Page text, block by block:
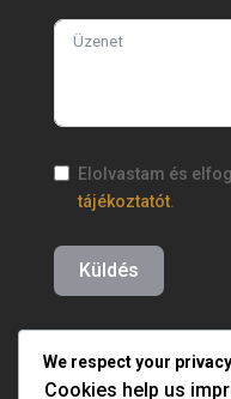
Elolvastam és
tájékoztatót.
Küldés
We respect your privacy
Cookies help us